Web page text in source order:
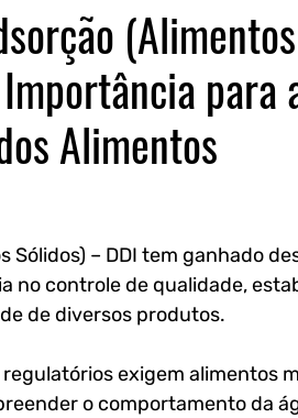
(Alimentos
para
Alimentos
Sólidos) – DDI tem ganhado
no controle de qualidade,
de diversos produtos.
exigem alimentos
o comportamento da